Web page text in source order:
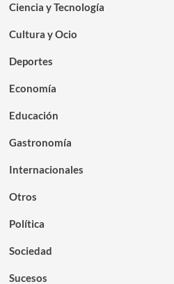
Ciencia y Tecnología
Cultura y Ocio
Deportes
Economía
Educación
Gastronomía
Internacionales
Otros
Política
Sociedad
Sucesos